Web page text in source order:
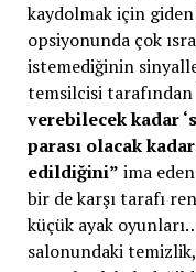
kaydolmak için
opsiyonunda çok
istemediğinin
temsilcisi tarafından
verebilecek kadar
parası olacak
edildiğini” ima
bir de karşı tarafı
küçük ayak
salonundaki